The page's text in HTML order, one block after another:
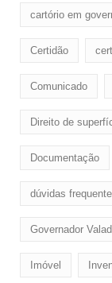
cartório em
Certidão
Comunicado
Direito de
Documentação
dúvidas
Governador
Imóvel